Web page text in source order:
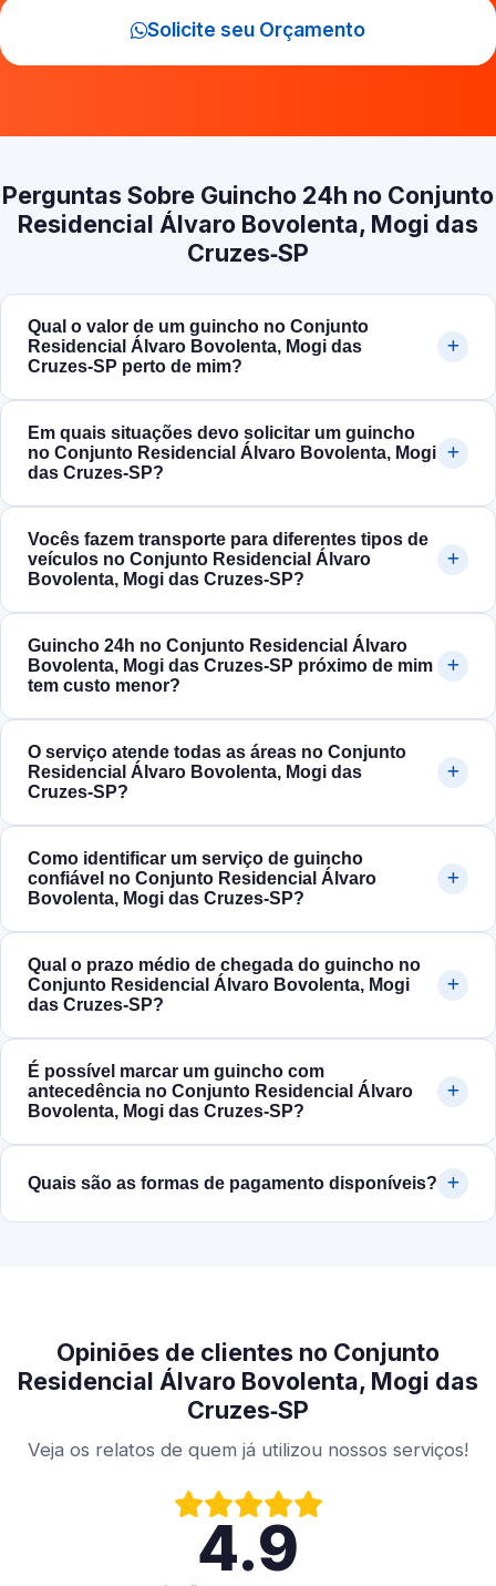
Solicite seu Orçamento
Perguntas Sobre Guincho 24h no Conjunto
Residencial Álvaro Bovolenta, Mogi das
Cruzes‑SP
Qual o valor de um guincho no Conjunto
Residencial Álvaro Bovolenta, Mogi das
Cruzes‑SP perto de mim?
Em quais situações devo solicitar um guincho
no Conjunto Residencial Álvaro Bovolenta, Mogi
das Cruzes‑SP?
Vocês fazem transporte para diferentes tipos de
veículos no Conjunto Residencial Álvaro
Bovolenta, Mogi das Cruzes‑SP?
Guincho 24h no Conjunto Residencial Álvaro
Bovolenta, Mogi das Cruzes‑SP próximo de mim
tem custo menor?
O serviço atende todas as áreas no Conjunto
Residencial Álvaro Bovolenta, Mogi das
Cruzes‑SP?
Como identificar um serviço de guincho
confiável no Conjunto Residencial Álvaro
Bovolenta, Mogi das Cruzes‑SP?
Qual o prazo médio de chegada do guincho no
Conjunto Residencial Álvaro Bovolenta, Mogi
das Cruzes‑SP?
É possível marcar um guincho com
antecedência no Conjunto Residencial Álvaro
Bovolenta, Mogi das Cruzes‑SP?
Quais são as formas de pagamento disponíveis?
Opiniões de clientes no Conjunto
Residencial Álvaro Bovolenta, Mogi das
Cruzes‑SP
Veja os relatos de quem já utilizou nossos serviços!
4.9